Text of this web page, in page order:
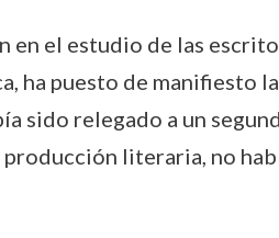
el estudio de las
ha puesto de manifiesto
sido relegado a un
literaria, no